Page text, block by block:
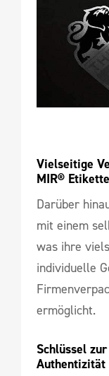
Vielseitige
MIR®
Darüber
mit einem
was ihre
individuelle
ermöglicht.
Schlüssel
Authentizität